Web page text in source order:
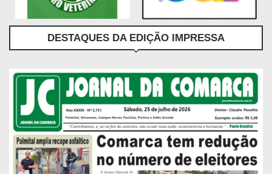
DESTAQUES DA EDIÇÃO IMPRESSA